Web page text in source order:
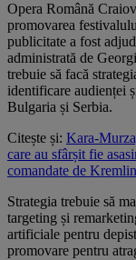
Opera Română
promovarea
publicitate a fost
administrată de
trebuie să facă
identificare audienței
Bulgaria și Serbia.
Citește și: Kara-
care au sfârșit fie
comandate de Kremlin
Strategia trebuie să
targeting și
artificiale pentru
promovare pentru